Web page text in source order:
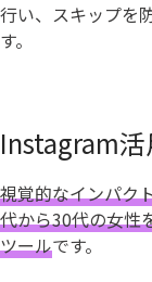
行い、スキップを
す。
Instagram
視覚的なインパク
代から30代の女性
ツールです。